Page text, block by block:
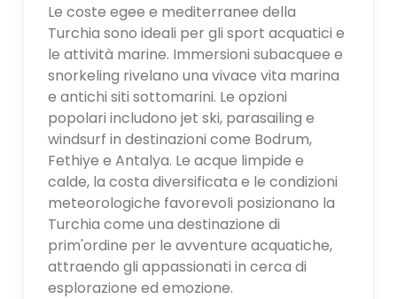
Le coste egee e mediterranee della
Turchia sono ideali per gli sport acquatici e
le attività marine. Immersioni subacquee e
snorkeling rivelano una vivace vita marina
e antichi siti sottomarini. Le opzioni
popolari includono jet ski, parasailing e
windsurf in destinazioni come Bodrum,
Fethiye e Antalya. Le acque limpide e
calde, la costa diversificata e le condizioni
meteorologiche favorevoli posizionano la
Turchia come una destinazione di
prim'ordine per le avventure acquatiche,
attraendo gli appassionati in cerca di
esplorazione ed emozione.